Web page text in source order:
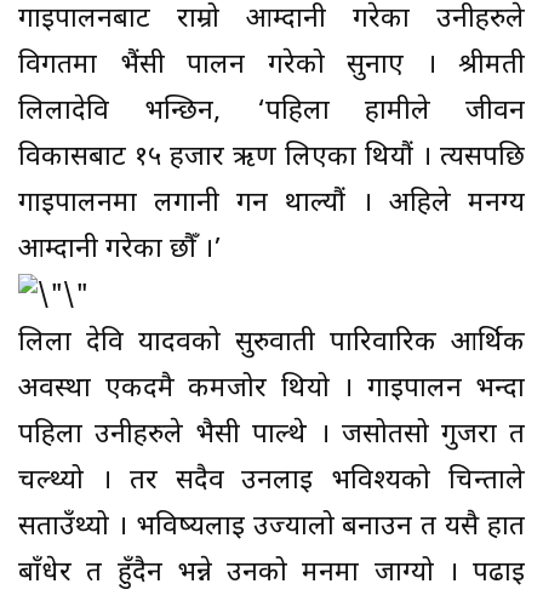
गाईपालनबाट राम्रो आम्दानी गरेका उनीहरुले
विगतमा भैंसी पालन गरेको सुनाए । श्रीमती
लिलादेवि भन्छिन, ‘पहिला हामीले जीवन
विकासबाट १५ हजार ऋण लिएका थियौं । त्यसपछि
गाईपालनमा लगानी गर्न थाल्यौं । अहिले मनग्य
आम्दानी गरेका छौँ ।’
लिला देवि यादवको सुरुवाती पारिवारिक आर्थिक
अवस्था एकदमै कमजोर थियो । गाइपालन भन्दा
पहिला उनीहरुले भैसी पाल्थे । जसोतसो गुजरा त
चल्थ्यो । तर सदैव उनलाई भविश्यको चिन्ताले
सताउँथ्यो । भविष्यलाई उज्यालो बनाउन त यसै हात
बाँधेर त हुँदैन भन्ने उनको मनमा जाग्यो । पढाई